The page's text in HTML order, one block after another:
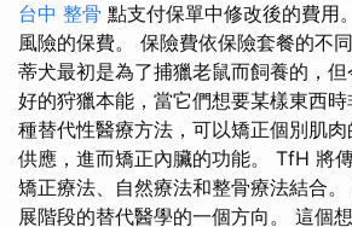
台中 整骨 點支付保單中修改後的費用
風險的保費。 保險費依保險套餐的不
蒂犬最初是為了捕獵老鼠而飼養的，
好的狩獵本能，當它們想要某樣東西
種替代性醫療方法，可以矯正個別肌
供應，進而矯正內臟的功能。 TfH 將
矯正療法、自然療法和整骨療法結合
展階段的替代醫學的一個方向。 這個